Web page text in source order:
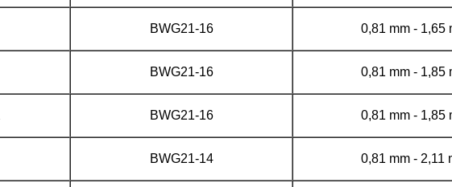
BWG21-16 0,81 mm - 1,65
BWG21-16 0,81 mm - 1,85
BWG21-16 0,81 mm - 1,85
BWG21-14 0,81 mm - 2,11